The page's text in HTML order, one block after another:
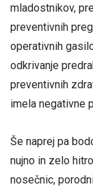
mladostnikov,
preventivnih
operativnih
odkrivanje
preventivnih
imela negativne
Še naprej pa
nujno in zelo
nosečnic,